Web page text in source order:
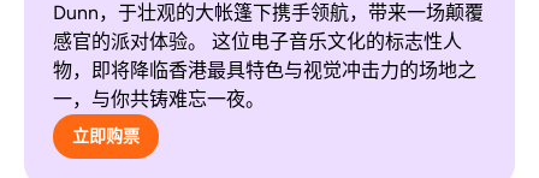
Dunn，于壮观的大帐篷下携手领航，带来一场颠覆
感官的派对体验。 这位电子音乐文化的标志性人
物，即将降临香港最具特色与视觉冲击力的场地之
一，与你共铸难忘一夜。
立即购票